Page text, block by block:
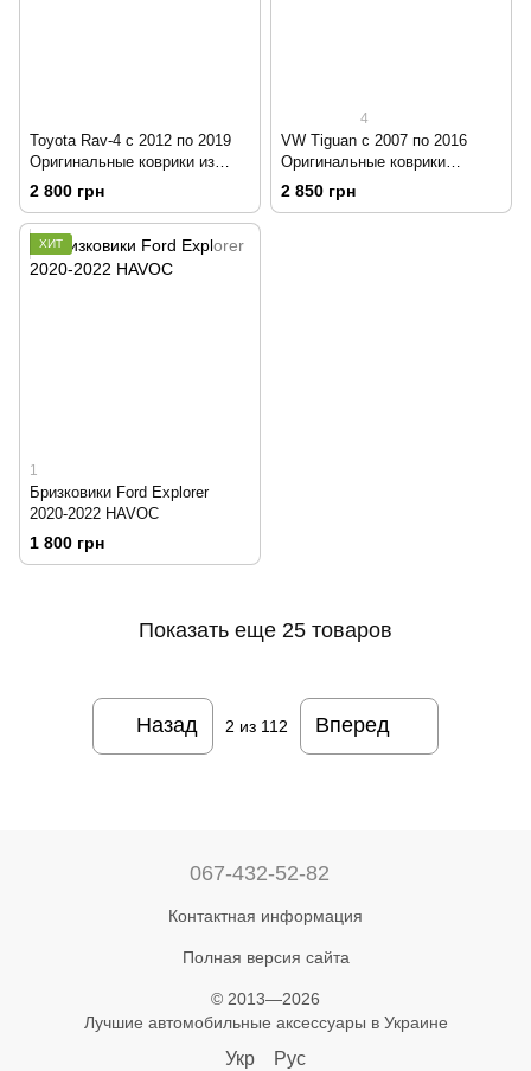
Toyota Rav-4 c 2012 по 2019
Оригинальные коврики из
лого и клипсами HAVOC
резиновые в салон.
2 800 грн
4
VW Tiguan с 2007 по 2016
Оригинальные коврики
HAVOC резиновые в салон
with LOGO
2 850 грн
ХИТ
1
Бризковики Ford Explorer
2020-2022 HAVOC
1 800 грн
Показать еще 25 товаров
Назад 2 из 112 Вперед
067-432-52-82
Контактная информация
Полная версия сайта
© 2013—2026
Лучшие автомобильные аксессуары в Украине
Укр Рус